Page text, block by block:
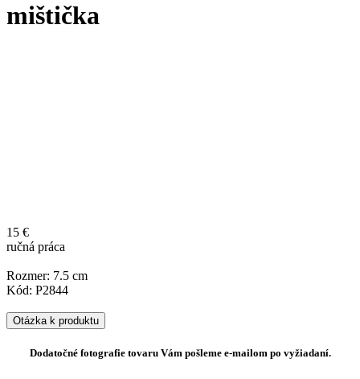
mištička
15 €
ručná práca
Rozmer: 7.5 cm
Kód: P2844
Otázka k produktu
Dodatočné fotografie tovaru Vám pošleme e-mailom po vyžiadaní.